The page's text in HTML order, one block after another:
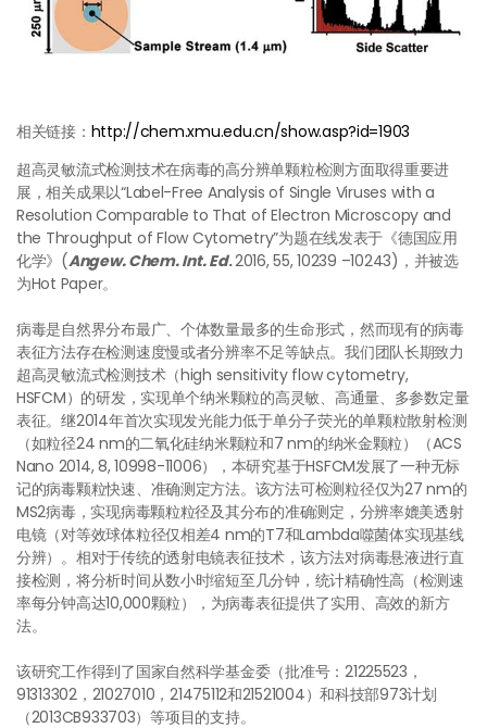
相关链接： http://chem.xmu.edu.cn/show.asp?id=1903
超高灵敏流式检测技术在病毒的高分辨单颗粒检测方面取得重要进
展，相关成果以“Label-Free Analysis of Single Viruses with a
Resolution Comparable to That of Electron Microscopy and
the Throughput of Flow Cytometry”为题在线发表于《德国应用
化学》(Angew. Chem. Int. Ed.2016, 55, 10239 –10243)，并被选
为Hot Paper。
病毒是自然界分布最广、个体数量最多的生命形式，然而现有的病毒
表征方法存在检测速度慢或者分辨率不足等缺点。我们团队长期致力
超高灵敏流式检测技术（high sensitivity flow cytometry,
HSFCM）的研发，实现单个纳米颗粒的高灵敏、高通量、多参数定量
表征。继2014年首次实现发光能力低于单分子荧光的单颗粒散射检测
（如粒径24 nm的二氧化硅纳米颗粒和7 nm的纳米金颗粒）（ACS
Nano 2014, 8, 10998-11006），本研究基于HSFCM发展了一种无标
记的病毒颗粒快速、准确测定方法。该方法可检测粒径仅为27 nm的
MS2病毒，实现病毒颗粒粒径及其分布的准确测定，分辨率媲美透射
电镜（对等效球体粒径仅相差4 nm的T7和Lambda噬菌体实现基线
分辨）。相对于传统的透射电镜表征技术，该方法对病毒悬液进行直
接检测，将分析时间从数小时缩短至几分钟，统计精确性高（检测速
率每分钟高达10,000颗粒），为病毒表征提供了实用、高效的新方
法。
该研究工作得到了国家自然科学基金委（批准号：21225523，
91313302，21027010，21475112和21521004）和科技部973计划
（2013CB933703）等项目的支持。